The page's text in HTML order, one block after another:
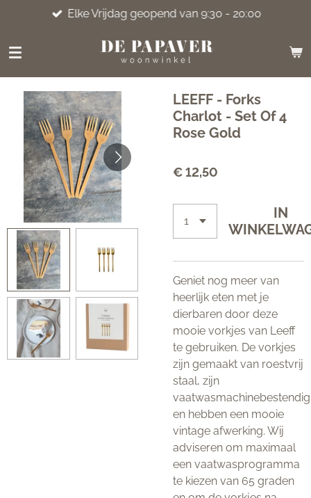
naar
hoofdinhoud
Elke Vrijdag geopend van 9:30 - 20:00
LEEFF - Forks
Charlot - Set Of 4
Rose Gold
€ 12,50
IN
Geniet nog meer van
heerlijk eten met je
dierbaren door deze
mooie vorkjes van Leeff
te gebruiken. De vorkjes
zijn gemaakt van roestvrij
staal, zijn
vaatwasmachinebestendig
en hebben een mooie
vintage afwerking. Wij
adviseren om maximaal
een vaatwasprogramma
te kiezen van 65 graden